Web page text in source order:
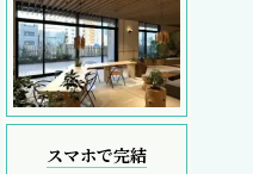
スマホで完結